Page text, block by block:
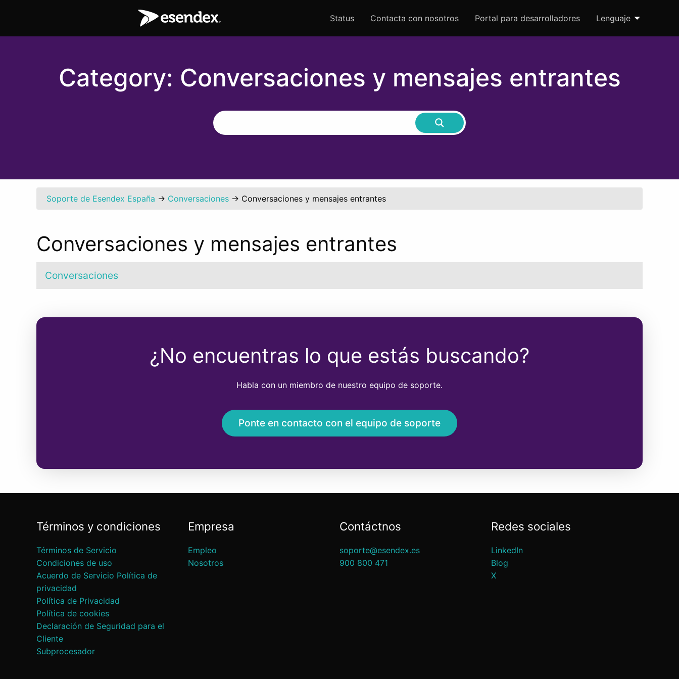
Status Contacta con nosotros Portal para desarrolladores Lenguaje
Category: Conversaciones y mensajes entrantes
Soporte de Esendex España → Conversaciones → Conversaciones y mensajes entrantes
Conversaciones y mensajes entrantes
Conversaciones
¿No encuentras lo que estás buscando?
Habla con un miembro de nuestro equipo de soporte.
Ponte en contacto con el equipo de soporte
Términos y condiciones
Términos de Servicio
Condiciones de uso
Acuerdo de Servicio Política de
privacidad
Política de Privacidad
Política de cookies
Declaración de Seguridad para el
Cliente
Subprocesador
Empresa
Empleo
Nosotros
Contáctnos
soporte@esendex.es
900 800 471
Redes sociales
LinkedIn
Blog
X